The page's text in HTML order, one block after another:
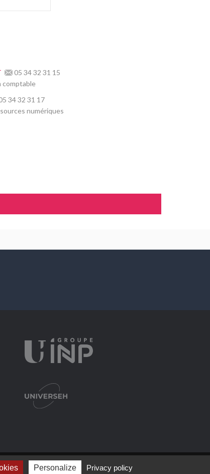
05 34 32 31 15
comptable
34 32 31 17
numériques
Mentions légales Plan du site
Personalize Privacy policy